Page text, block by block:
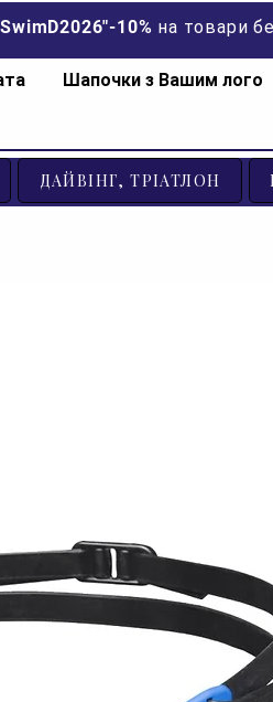
10% на товари
Шапочки з Вашим лого
ДАЙВІНГ, ТРІАТЛОН